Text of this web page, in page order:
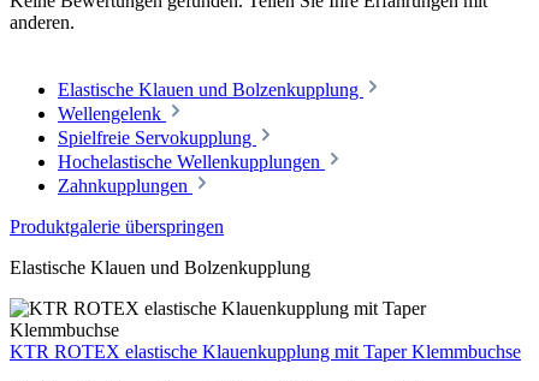
anderen.
Elastische Klauen und Bolzenkupplung
Wellengelenk
Spielfreie Servokupplung
Hochelastische Wellenkupplungen
Zahnkupplungen
Produktgalerie überspringen
Elastische Klauen und Bolzenkupplung
KTR ROTEX elastische Klauenkupplung mit Taper Klemmbuchse